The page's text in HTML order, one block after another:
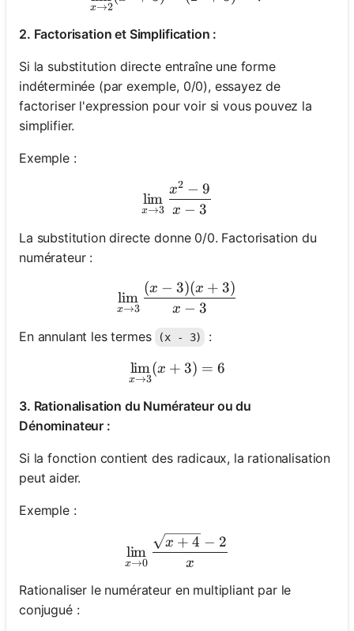
x→2
2. Factorisation et Simplification :
Si la substitution directe entraîne une forme
indéterminée (par exemple, 0/0), essayez de
factoriser l'expression pour voir si vous pouvez la
simplifier.
Exemple :
\lim_{x \to 3} \frac{x^2 -
x→3
lim
x − 3
x2 − 9
La substitution directe donne 0/0. Factorisation du
numérateur :
\lim_{x \to 3} \frac{(x -
x→3
lim
x − 3
(x − 3)(x + 3)
En annulant les termes (x - 3) :
\lim_{x \to 3} (x + 3) = 6
x→3
lim(x + 3) = 6
3. Rationalisation du Numérateur ou du
Dénominateur :
Si la fonction contient des radicaux, la rationalisation
peut aider.
Exemple :
\lim_{x \to 0}
x→0
lim
x
x + 4 − 2
Rationaliser le numérateur en multipliant par le
conjugué :